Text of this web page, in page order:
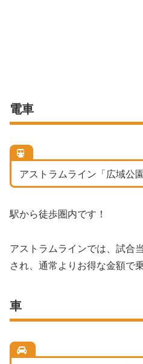
電車
アストラムライン「広域公
駅から徒歩圏内です！
アストラムラインでは、試合
され、通常よりお得な金額で
車